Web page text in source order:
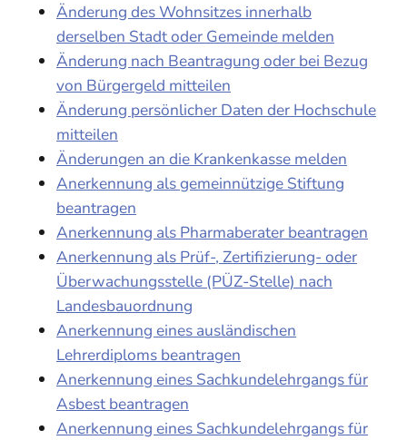
Änderung des Wohnsitzes innerhalb
derselben Stadt oder Gemeinde melden
Änderung nach Beantragung oder bei Bezug
von Bürgergeld mitteilen
Änderung persönlicher Daten der Hochschule
mitteilen
Änderungen an die Krankenkasse melden
Anerkennung als gemeinnützige Stiftung
beantragen
Anerkennung als Pharmaberater beantragen
Anerkennung als Prüf-, Zertifizierung- oder
Überwachungsstelle (PÜZ-Stelle) nach
Landesbauordnung
Anerkennung eines ausländischen
Lehrerdiploms beantragen
Anerkennung eines Sachkundelehrgangs für
Asbest beantragen
Anerkennung eines Sachkundelehrgangs für